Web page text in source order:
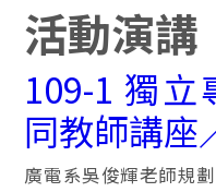
活動演講
109-1 獨
同教師講座
廣電系吳俊輝老師規